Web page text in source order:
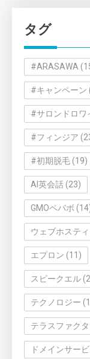
ー
タグ
#ARASAWA
#キャンペーン
#サロンドロワ
#フィンジア
#初期脱毛 (19)
AI英会話 (23)
GMOペパボ
ウェブホステ
エプロン (11)
スピークエル
テクノロジー
テラスファク
ドメインサー